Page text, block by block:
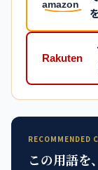
RECOMMENDED
この用語を